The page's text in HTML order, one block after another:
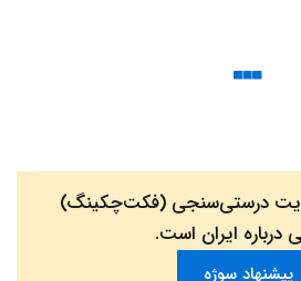
درستی‌سنجی (فکت‌چکینگ)
درباره ایران است.
پیشنهاد سوژه